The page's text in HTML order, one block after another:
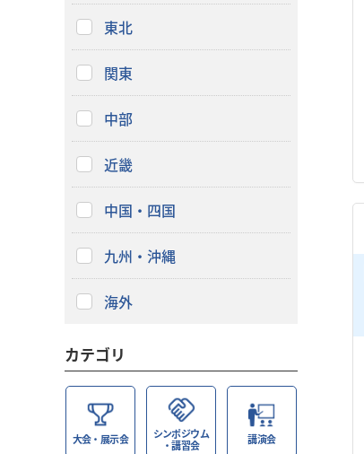
東北
関東
中部
近畿
中国・四国
九州・沖縄
海外
カテゴリ
大会・展示会
シンポジウム
・講習会
講演会